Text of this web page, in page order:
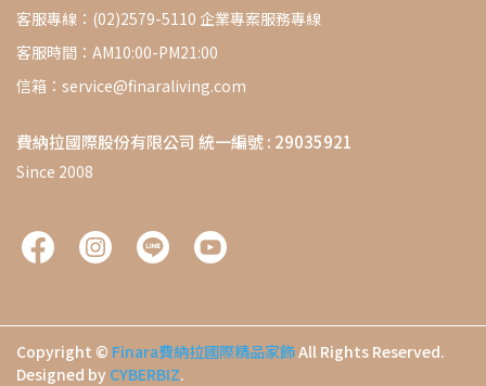
客服專線：(02)2579-5110 企業專案服務專線
客服時間：AM10:00-PM21:00
信箱：service@finaraliving.com
費納拉國際股份有限公司 統一編號 : 29035921
Since 2008
Copyright © Finara費納拉國際精品家飾All Rights Reserved.
Designed by CYBERBIZ.